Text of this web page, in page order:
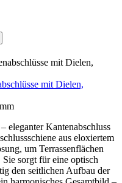
mit Dielen,
eleganter Kantenabschluss
aus eloxiertem
um Terrassenflächen
sorgt für eine optisch
den seitlichen Aufbau der